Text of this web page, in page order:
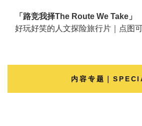
「路竞我择The Route We Take」
好玩好笑的人文探险旅行片｜点图
内容专题｜